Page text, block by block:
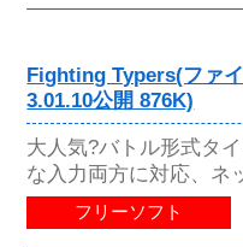
Fighting Typers(ファ
3.01.10公開 876K)
大人気?バトル形式タ
な入力両方に対応、ネ
フリーソフト